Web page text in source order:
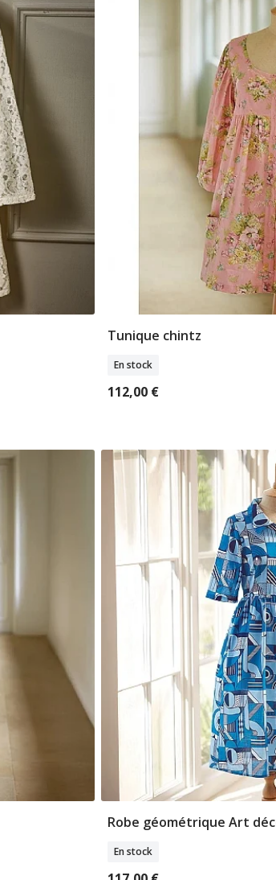
Tunique chintz
En stock
112,00 €
Robe géométrique Art
En stock